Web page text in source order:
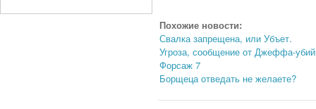
Похожие новости:
Свалка запрещена, или Убъет.
Угроза, сообщение от Джеффа-
Форсаж 7
Борщеца отведать не желаете?